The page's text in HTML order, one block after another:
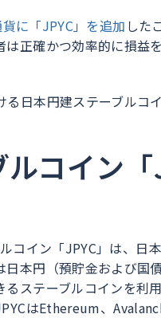
に「JPYC」を追加 した
正確かつ効率的に損益
日本円建ステーブルコ
コイン「
コイン「JPYC」は、日
本円（預貯金および国
ステーブルコインを利
はEthereum、